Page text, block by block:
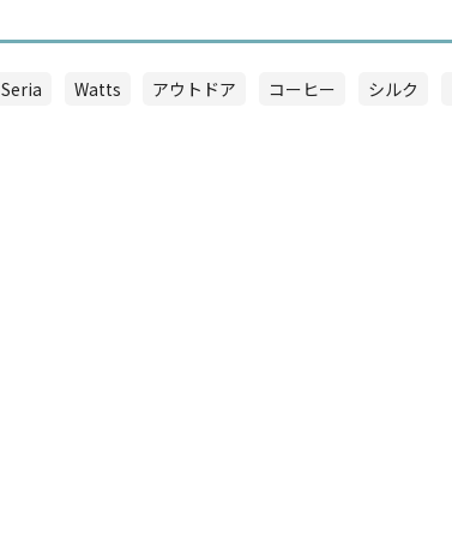
Seria Watts アウトドア コーヒー シルク